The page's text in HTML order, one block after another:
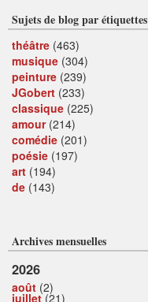
Sujets de blog par étiquettes
théâtre (463)
musique (304)
peinture (239)
JGobert (233)
classique (225)
amour(214)
comédie (201)
poésie (197)
art (194)
de (143)
Archives mensuelles
2026
août (2)
juillet(21)